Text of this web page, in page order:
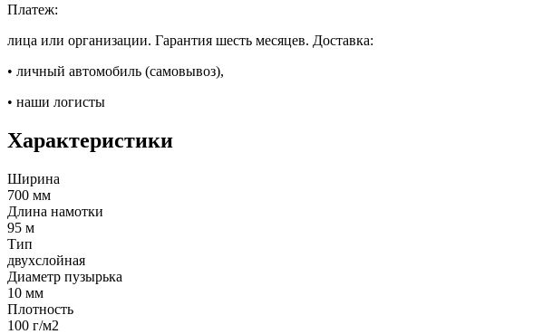
Платеж:
лица или организации. Гарантия шесть месяцев. Доставка:
• личный автомобиль (самовывоз),
• наши логисты
Характеристики
Ширина
700 мм
Длина намотки
95 м
Тип
двухслойная
Диаметр пузырька
10 мм
Плотность
100 г/м2